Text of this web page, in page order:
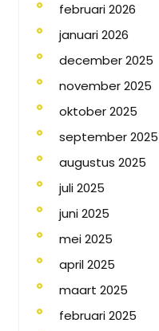
februari 2026
januari 2026
december 2025
november 2025
oktober 2025
september 2025
augustus 2025
juli 2025
juni 2025
mei 2025
april 2025
maart 2025
februari 2025